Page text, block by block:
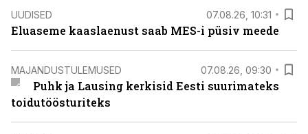
UUDISED 07.08.26, 10:31
Eluaseme kaaslaenust saab MES-i püsiv meede
MAJANDUSTULEMUSED 07.08.26, 09:30
Puhk ja Lausing kerkisid Eesti suurimateks
toidutöösturiteks